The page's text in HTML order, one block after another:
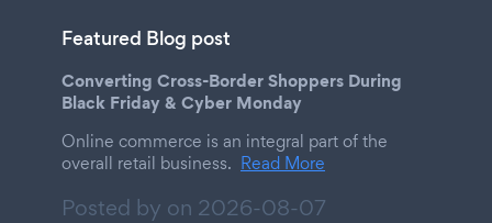
Featured Blog post
Converting Cross-Border Shoppers During
Black Friday & Cyber Monday
Online commerce is an integral part of the
overall retail business. Read More
Posted by on 2026-08-07